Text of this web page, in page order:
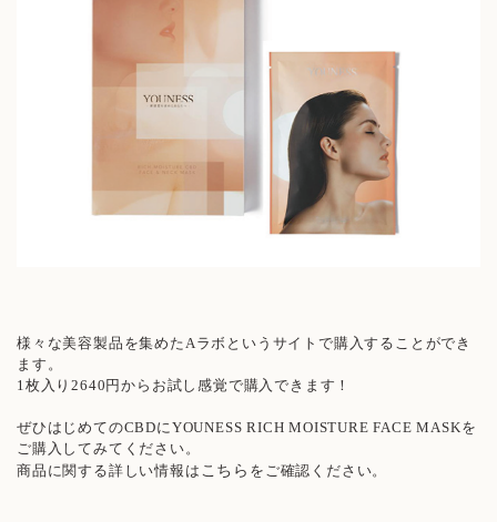
様々な美容製品を集めたAラボというサイトで購入することができ
ます。
1枚入り2640円からお試し感覚で購入できます！
ぜひはじめてのCBDにYOUNESS RICH MOISTURE FACE MASKを
ご購入してみてください。
商品に関する詳しい情報は こちら をご確認ください。